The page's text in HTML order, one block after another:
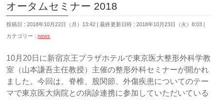
オータムセミナー 2018
投稿日 : 2018年10月22日（月）13:42
最終更新日時 : 2018年10月23日（火）8:03
カテゴリー :news
10月20日に新宿京王プラザホテルで東京医大整形外科学教
室（山本謙吾主任教授）主催の整形外科セミナーが開かれ
ました。今回は、脊椎、股関節、外傷疾患についてのテー
マで東京医大病院との病診連携に参加していただいている